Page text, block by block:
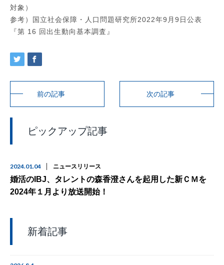
対象）
参考）国立社会保障・人口問題研究所2022年9月9日公表
『第 16 回出生動向基本調査』
前の記事 次の記事
ピックアップ記事
2024.01.04 ニュースリリース
婚活のIBJ、タレントの森香澄さんを起用した新ＣＭを
2024年１月より放送開始！
新着記事